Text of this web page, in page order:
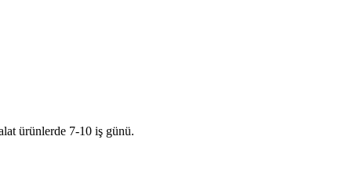
ürünlerde 7-10 iş günü.